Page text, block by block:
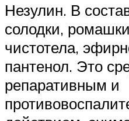
Незулин. В
солодки,
чистотела,
пантенол. Это
репаративным и